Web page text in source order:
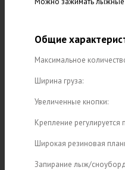
Общие
Максимальное
Ширина груза:
Увеличенные кнопки:
Крепление регулируется
Широкая резиновая
Запирание лыж/